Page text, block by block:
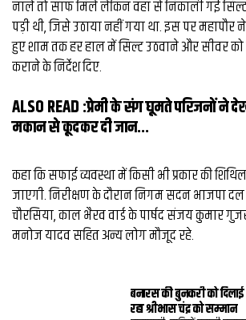
नाले तो साफ मिले लेकिन वहां से निकाली गई
पड़ी थी, जिसे उठाया नहीं गया था. इस पर
हुए शाम तक हर हाल में सिल्ट उठवाने और सीवर
कराने के निर्देश दिए.
ALSO READ :प्रेमी के संग घूमते परिजनाें ने
मकान से कूदकर दी जान...
कहा कि सफाई व्यवस्था में किसी भी प्रकार की
जाएगी. निरीक्षण के दौरान निगम सदन भाजपा
चौरसिया, काल भैरव वार्ड के पार्षद संजय कुमार
मनोज यादव सहित अन्य लोग मौजूद रहे.
बनारस की बुनकरी को
रहा श्रीभास चंद्र को सम्मान